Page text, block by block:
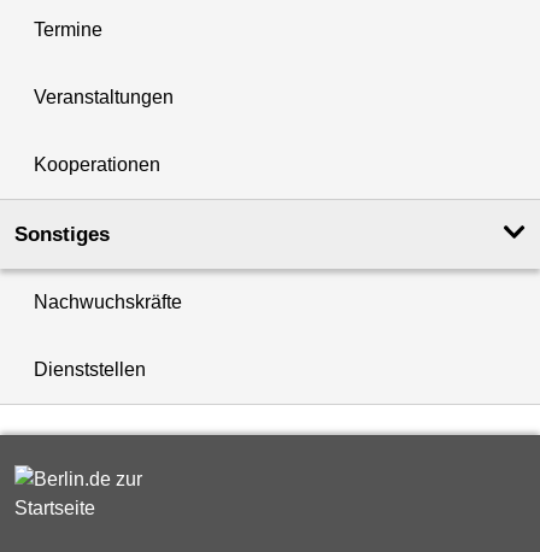
Termine
Veranstaltungen
Kooperationen
Sonstiges
Nachwuchskräfte
Dienststellen